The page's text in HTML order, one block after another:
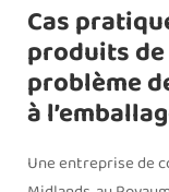
Cas
produits
problème
à
Une entreprise de